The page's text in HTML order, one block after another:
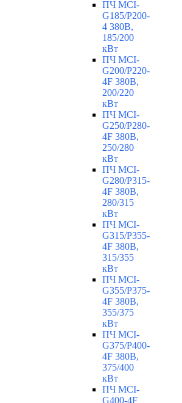
ПЧ MCI-
G185/P200-
4 380В,
185/200
кВт
ПЧ MCI-
G200/P220-
4F 380В,
200/220
кВт
ПЧ MCI-
G250/P280-
4F 380В,
250/280
кВт
ПЧ MCI-
G280/P315-
4F 380В,
280/315
кВт
ПЧ MCI-
G315/P355-
4F 380В,
315/355
кВт
ПЧ MCI-
G355/P375-
4F 380В,
355/375
кВт
ПЧ MCI-
G375/P400-
4F 380В,
375/400
кВт
ПЧ MCI-
G400-4F